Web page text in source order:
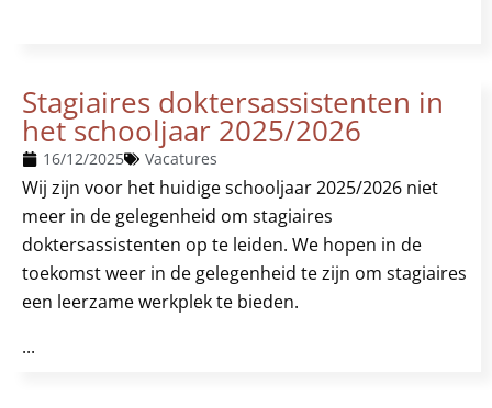
Stagiaires doktersassistenten in
het schooljaar 2025/2026
16/12/2025 Vacatures
Wij zijn voor het huidige schooljaar 2025/2026 niet
meer in de gelegenheid om stagiaires
doktersassistenten op te leiden. We hopen in de
toekomst weer in de gelegenheid te zijn om stagiaires
een leerzame werkplek te bieden.
...